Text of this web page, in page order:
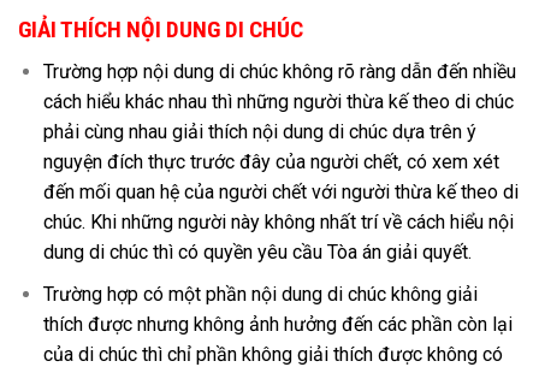
GIẢI THÍCH NỘI DUNG DI CHÚC
Trường hợp nội dung di chúc không rõ ràng dẫn đến nhiều
cách hiểu khác nhau thì những người thừa kế theo di chúc
phải cùng nhau giải thích nội dung di chúc dựa trên ý
nguyện đích thực trước đây của người chết, có xem xét
đến mối quan hệ của người chết với người thừa kế theo di
chúc. Khi những người này không nhất trí về cách hiểu nội
dung di chúc thì có quyền yêu cầu Tòa án giải quyết.
Trường hợp có một phần nội dung di chúc không giải
thích được nhưng không ảnh hưởng đến các phần còn lại
của di chúc thì chỉ phần không giải thích được không có